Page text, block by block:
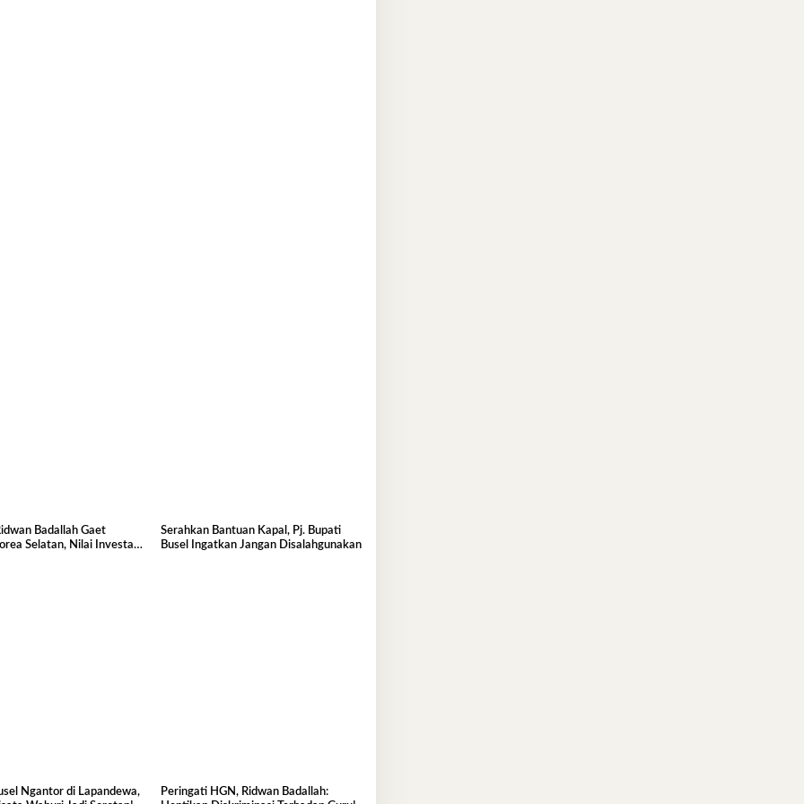
Badallah Gaet
Selatan, Nilai Investasi
Serahkan Bantuan Kapal, Pj. Bupati
Busel Ingatkan Jangan Disalahgunakan
Ngantor di Lapandewa,
Peringati HGN, Ridwan Badallah: